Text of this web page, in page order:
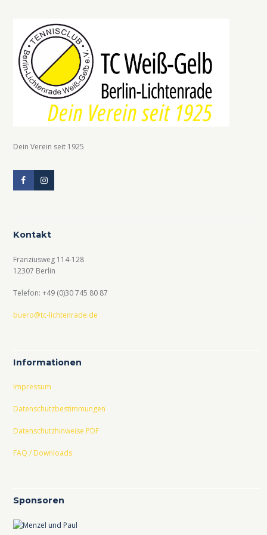
Dein Verein seit 1925
Kontakt
Franziusweg 114-128
12307 Berlin
Telefon: +49 (0)30 745 80 87
buero@tc-lichtenrade.de
Informationen
Impressum
Datenschutzbestimmungen
Datenschutzhinweise PDF
FAQ / Downloads
Sponsoren